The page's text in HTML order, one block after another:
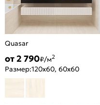
Quasar
от 2 790₽/м2
Размер:120x60, 60x60